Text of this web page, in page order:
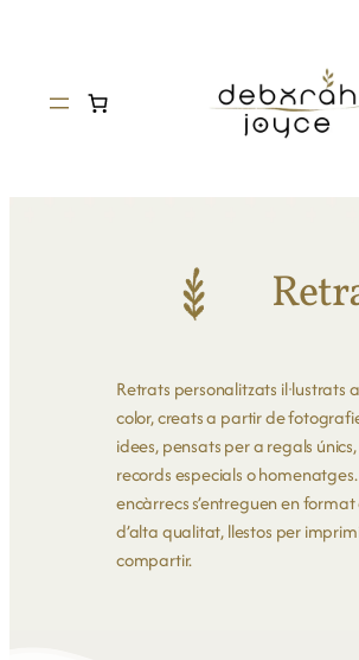
Retrats personalitzats il·lustrats
color, creats a partir de
idees, pensats per a regals únics,
records especials o homenatges.
encàrrecs s’entreguen en
d’alta qualitat, llestos per
compartir.